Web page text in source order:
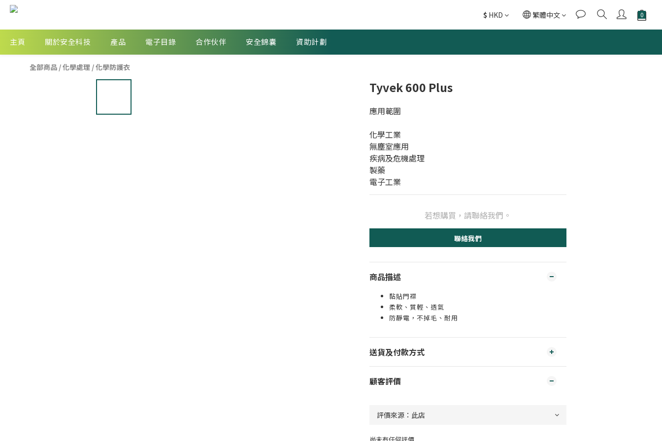
$ HKD 繁體中文
主頁 關於安全科技 產品 電子目錄 合作伙伴 安全錦囊 資助計劃
全部商品 /化學處理 /化學防護衣
Tyvek 600 Plus
應用範圍
化學工業
無塵室應用
疾病及危機處理
製藥
電子工業
若想購買，請聯絡我們。
聯絡我們
商品描述
黏貼門襟
柔軟、質輕、透氣
防靜電，不掉毛、耐用
送貨及付款方式
顧客評價